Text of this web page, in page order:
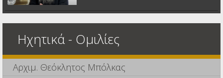
Ηχητικά - Ομιλίες
Αρχιμ. Θεόκλητος Μπόλκας